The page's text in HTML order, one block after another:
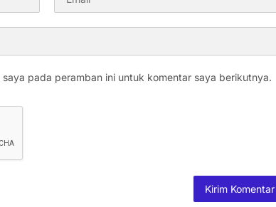
pada peramban ini untuk komentar saya berikutnya.